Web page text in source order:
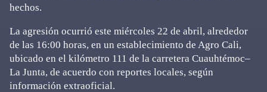
hechos.
La agresión ocurrió este miércoles 22 de abril, alrededor
de las 16:00 horas, en un establecimiento de Agro Cali,
ubicado en el kilómetro 111 de la carretera Cuauhtémoc–
La Junta, de acuerdo con reportes locales, según
información extraoficial.